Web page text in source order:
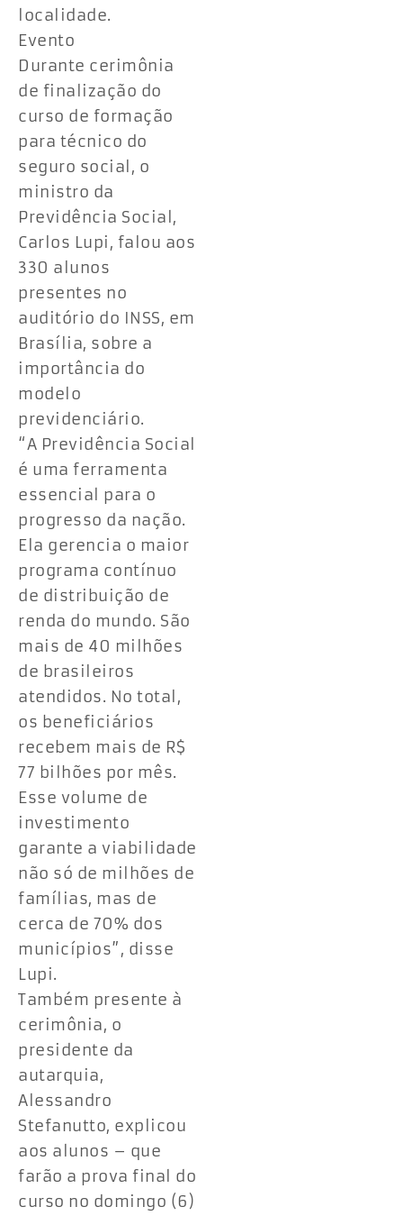
localidade.
Evento
Durante cerimônia
de finalização do
curso de formação
para técnico do
seguro social, o
ministro da
Previdência Social,
Carlos Lupi, falou aos
330 alunos
presentes no
auditório do INSS, em
Brasília, sobre a
importância do
modelo
previdenciário.
“A Previdência Social
é uma ferramenta
essencial para o
progresso da nação.
Ela gerencia o maior
programa contínuo
de distribuição de
renda do mundo. São
mais de 40 milhões
de brasileiros
atendidos. No total,
os beneficiários
recebem mais de R$
77 bilhões por mês.
Esse volume de
investimento
garante a viabilidade
não só de milhões de
famílias, mas de
cerca de 70% dos
municípios”, disse
Lupi.
Também presente à
cerimônia, o
presidente da
autarquia,
Alessandro
Stefanutto, explicou
aos alunos – que
farão a prova final do
curso no domingo (6)